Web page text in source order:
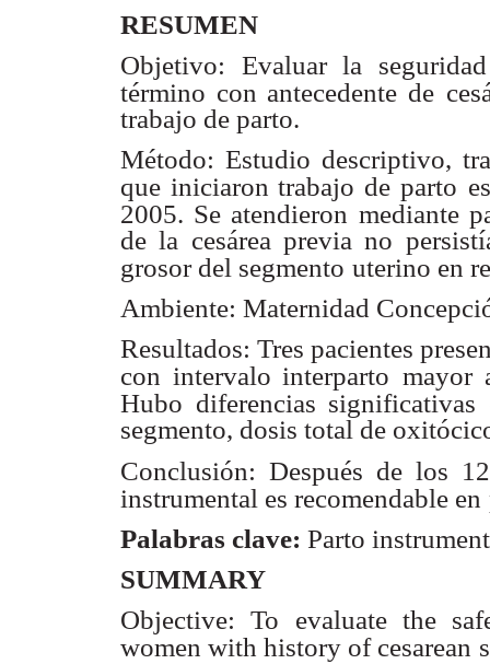
RESUMEN
Objetivo: Evaluar la
término con antecedente de
trabajo de parto.
Método: Estudio descriptivo,
que iniciaron trabajo de parto
2005. Se atendieron mediante
de la cesárea previa no
grosor del segmento uterino en
Ambiente: Maternidad
Resultados: Tres pacientes
con intervalo interparto mayor
Hubo diferencias significativas
segmento, dosis total de
Conclusión: Después de los
instrumental es recomendable en
Palabras clave: Parto
SUMMARY
Objective: To evaluate the
women with history of cesarean